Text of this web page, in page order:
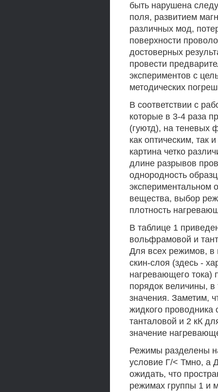
быть нарушена
поля, развитием
различных мод,
поверхности
достоверных
провести
экспериментов с
методических
В соответствии с
которые в 3-4 раза
(гуютд), на теневых
как оптическим, так
картина четко
длине разрывов
однородность
экспериментальном
вещества, выбор
плотность
В таблице 1
вольфрамовой и
Для всех режимов, в
скин-слоя (здесь -
нагревающего тока)
порядок величины,
значения. Заметим,
жидкого
танталовой и 2 кК
значение
Режимы разделены
условие Г/< Тмно, а
ожидать, что
режимах группы 1 и